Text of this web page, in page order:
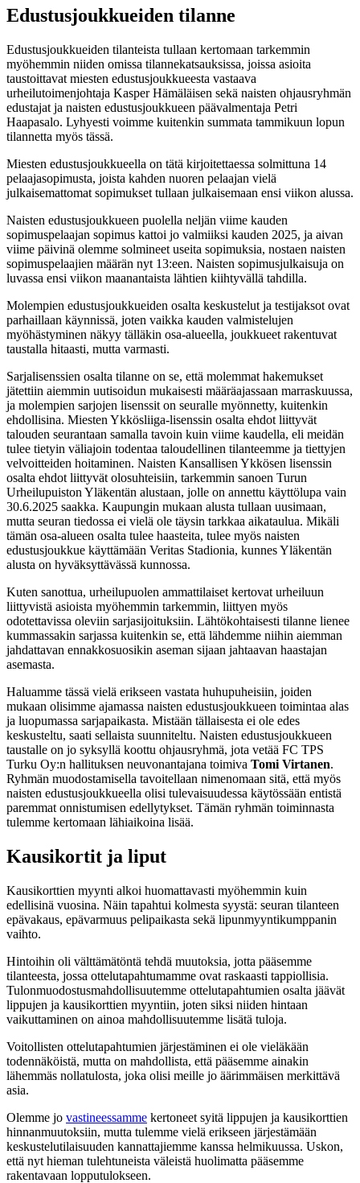
Edustusjoukkueiden tilanne
Edustusjoukkueiden tilanteista tullaan kertomaan tarkemmin
myöhemmin niiden omissa tilannekatsauksissa, joissa asioita
taustoittavat miesten edustusjoukkueesta vastaava
urheilutoimenjohtaja Kasper Hämäläisen sekä naisten ohjausryhmän
edustajat ja naisten edustusjoukkueen päävalmentaja Petri
Haapasalo. Lyhyesti voimme kuitenkin summata tammikuun lopun
tilannetta myös tässä.
Miesten edustusjoukkueella on tätä kirjoitettaessa solmittuna 14
pelaajasopimusta, joista kahden nuoren pelaajan vielä
julkaisemattomat sopimukset tullaan julkaisemaan ensi viikon alussa.
Naisten edustusjoukkueen puolella neljän viime kauden
sopimuspelaajan sopimus kattoi jo valmiiksi kauden 2025, ja aivan
viime päivinä olemme solmineet useita sopimuksia, nostaen naisten
sopimuspelaajien määrän nyt 13:een. Naisten sopimusjulkaisuja on
luvassa ensi viikon maanantaista lähtien kiihtyvällä tahdilla.
Molempien edustusjoukkueiden osalta keskustelut ja testijaksot ovat
parhaillaan käynnissä, joten vaikka kauden valmistelujen
myöhästyminen näkyy tälläkin osa-alueella, joukkueet rakentuvat
taustalla hitaasti, mutta varmasti.
Sarjalisenssien osalta tilanne on se, että molemmat hakemukset
jätettiin aiemmin uutisoidun mukaisesti määräajassaan marraskuussa,
ja molempien sarjojen lisenssit on seuralle myönnetty, kuitenkin
ehdollisina. Miesten Ykkösliiga-lisenssin osalta ehdot liittyvät
talouden seurantaan samalla tavoin kuin viime kaudella, eli meidän
tulee tietyin väliajoin todentaa taloudellinen tilanteemme ja tiettyjen
velvoitteiden hoitaminen. Naisten Kansallisen Ykkösen lisenssin
osalta ehdot liittyvät olosuhteisiin, tarkemmin sanoen Turun
Urheilupuiston Yläkentän alustaan, jolle on annettu käyttölupa vain
30.6.2025 saakka. Kaupungin mukaan alusta tullaan uusimaan,
mutta seuran tiedossa ei vielä ole täysin tarkkaa aikataulua. Mikäli
tämän osa-alueen osalta tulee haasteita, tulee myös naisten
edustusjoukkue käyttämään Veritas Stadionia, kunnes Yläkentän
alusta on hyväksyttävässä kunnossa.
Kuten sanottua, urheilupuolen ammattilaiset kertovat urheiluun
liittyvistä asioista myöhemmin tarkemmin, liittyen myös
odotettavissa oleviin sarjasijoituksiin. Lähtökohtaisesti tilanne lienee
kummassakin sarjassa kuitenkin se, että lähdemme niihin aiemman
jahdattavan ennakkosuosikin aseman sijaan jahtaavan haastajan
asemasta.
Haluamme tässä vielä erikseen vastata huhupuheisiin, joiden
mukaan olisimme ajamassa naisten edustusjoukkueen toimintaa alas
ja luopumassa sarjapaikasta. Mistään tällaisesta ei ole edes
keskusteltu, saati sellaista suunniteltu. Naisten edustusjoukkueen
taustalle on jo syksyllä koottu ohjausryhmä, jota vetää FC TPS
Turku Oy:n hallituksen neuvonantajana toimiva Tomi Virtanen.
Ryhmän muodostamisella tavoitellaan nimenomaan sitä, että myös
naisten edustusjoukkueella olisi tulevaisuudessa käytössään entistä
paremmat onnistumisen edellytykset. Tämän ryhmän toiminnasta
tulemme kertomaan lähiaikoina lisää.
Kausikortit ja liput
Kausikorttien myynti alkoi huomattavasti myöhemmin kuin
edellisinä vuosina. Näin tapahtui kolmesta syystä: seuran tilanteen
epävakaus, epävarmuus pelipaikasta sekä lipunmyyntikumppanin
vaihto.
Hintoihin oli välttämätöntä tehdä muutoksia, jotta pääsemme
tilanteesta, jossa ottelutapahtumamme ovat raskaasti tappiollisia.
Tulonmuodostusmahdollisuutemme ottelutapahtumien osalta jäävät
lippujen ja kausikorttien myyntiin, joten siksi niiden hintaan
vaikuttaminen on ainoa mahdollisuutemme lisätä tuloja.
Voitollisten ottelutapahtumien järjestäminen ei ole vieläkään
todennäköistä, mutta on mahdollista, että pääsemme ainakin
lähemmäs nollatulosta, joka olisi meille jo äärimmäisen merkittävä
asia.
Olemme jo vastineessamme kertoneet syitä lippujen ja kausikorttien
hinnanmuutoksiin, mutta tulemme vielä erikseen järjestämään
keskustelutilaisuuden kannattajiemme kanssa helmikuussa. Uskon,
että nyt hieman tulehtuneista väleistä huolimatta pääsemme
rakentavaan lopputulokseen.